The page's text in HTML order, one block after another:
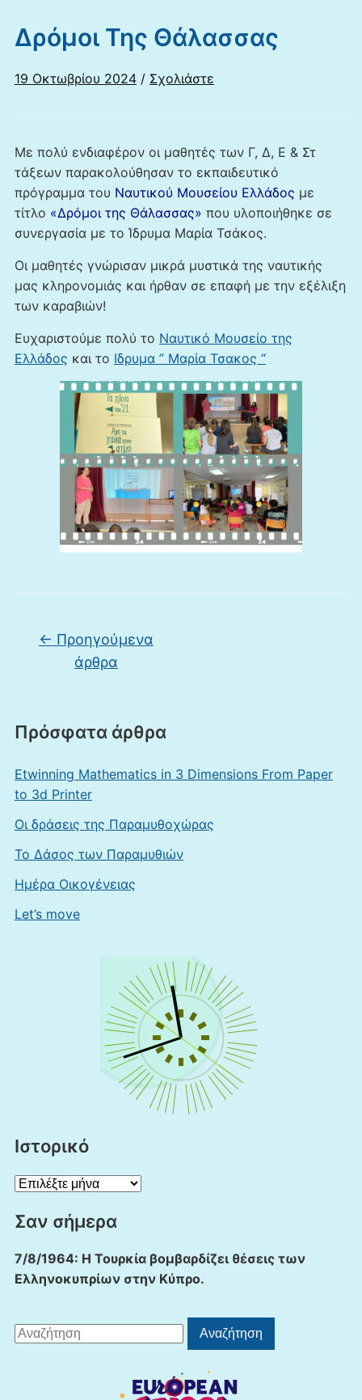
Πρόσφατα άρθρα
Εtwinning Mathematics in 3 Dimensions From Paper
to 3d Printer
Οι δράσεις της Παραμυθοχώρας
Το Δάσος των Παραμυθιών
Ημέρα Οικογένειας
Let’s move
Ιστορικό
Ιστορικό
Σαν σήμερα
7/8/1964: Η Τουρκία βομβαρδίζει θέσεις των
Ελληνοκυπρίων στην Κύπρο.
Αναζήτηση
για:
Αναζήτηση
Δρόμοι Της Θάλασσας
19 Οκτωβρίου 2024 / Σχολιάστε
Με πολύ ενδιαφέρον οι μαθητές των Γ, Δ, Ε & Στ
τάξεων παρακολούθησαν το εκπαιδευτικό
πρόγραμμα του Ναυτικού Μουσείου Ελλάδος με
τίτλο «Δρόμοι της Θάλασσας» που υλοποιήθηκε σε
συνεργασία με το Ίδρυμα Μαρία Τσάκος.
Οι μαθητές γνώρισαν μικρά μυστικά της ναυτικής
μας κληρονομιάς και ήρθαν σε επαφή με την εξέλιξη
των καραβιών!
Ευχαριστούμε πολύ το Ναυτικό Μουσείο της
Ελλάδος και το Ιδρυμα ” Μαρία Τσακος “
Πλοήγηση άρθρων
← Προηγούμενα
άρθρα